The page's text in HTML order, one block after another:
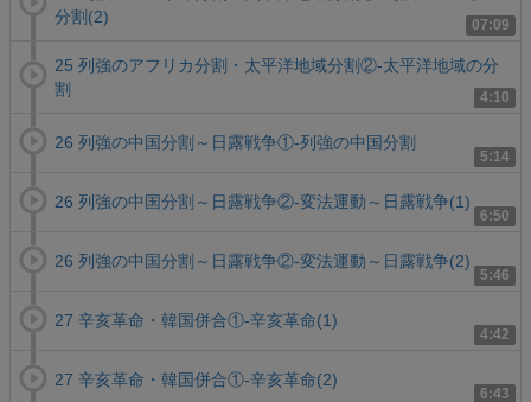
07:09
分割(2)
4:10
25 列強のアフリカ分割・太平洋地域分割②-太平洋地域の分
割
5:14
26 列強の中国分割～日露戦争①-列強の中国分割
6:50
26 列強の中国分割～日露戦争②-変法運動～日露戦争(1)
5:46
26 列強の中国分割～日露戦争②-変法運動～日露戦争(2)
4:42
27 辛亥革命・韓国併合①-辛亥革命(1)
6:43
27 辛亥革命・韓国併合①-辛亥革命(2)